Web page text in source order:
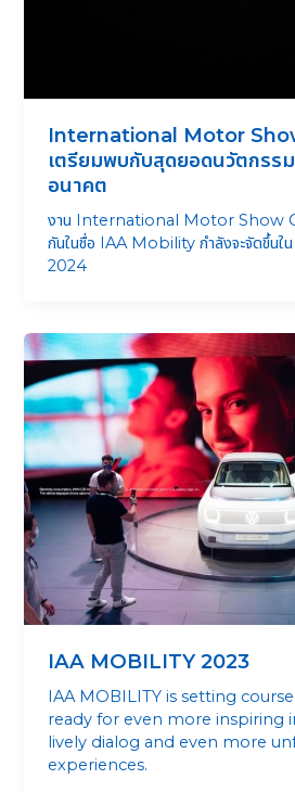
International Motor
เตรียมพบกับสุดยอดนวัตกรร
อนาคต
งาน International Motor Show
กันในชื่อ IAA Mobility กำลังจะจัดขึ้นใ
2024
IAA MOBILITY 2023
IAA MOBILITY is setting
ready for even more inspiring
lively dialog and even more
experiences.